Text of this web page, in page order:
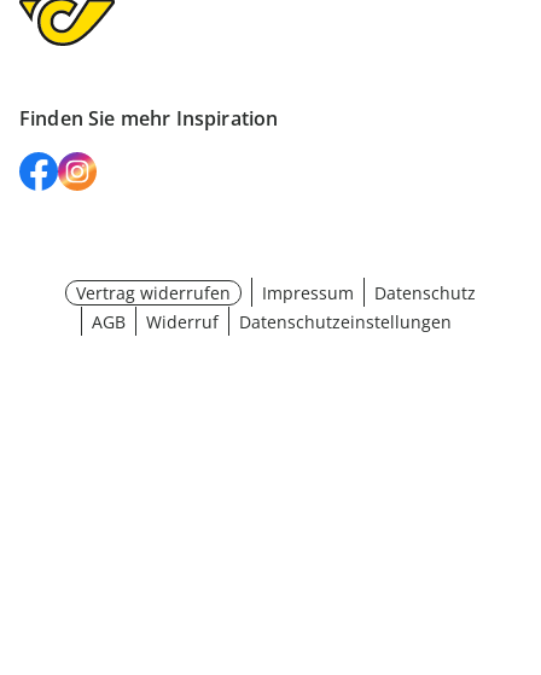
Finden Sie mehr Inspiration
Vertrag widerrufen Impressum
Datenschutz
AGB
Widerruf Datenschutzeinstellungen